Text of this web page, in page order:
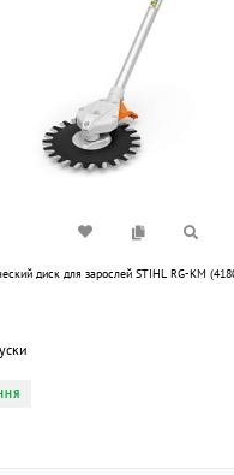
диск для зарослей STIHL RG-KM